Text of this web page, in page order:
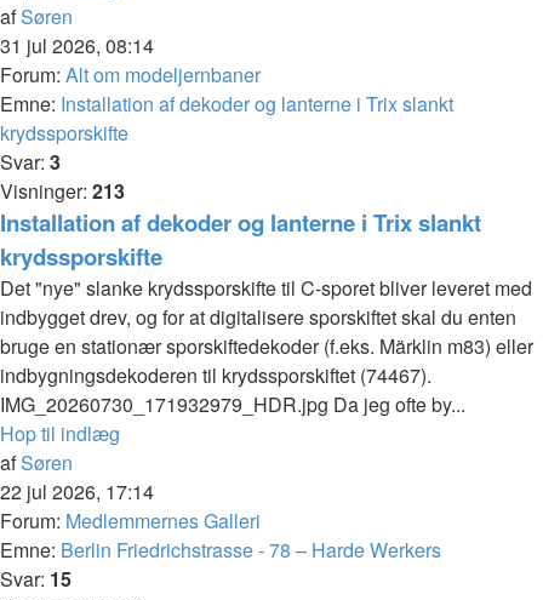
afSøren
31 jul 2026, 08:14
Forum: Alt om modeljernbaner
Emne: Installation af dekoder og lanterne i Trix slankt
krydssporskifte
Svar: 3
Visninger: 213
Installation af dekoder og lanterne i Trix slankt
krydssporskifte
Det "nye" slanke krydssporskifte til C-sporet bliver leveret med
indbygget drev, og for at digitalisere sporskiftet skal du enten
bruge en stationær sporskiftedekoder (f.eks. Märklin m83) eller
indbygningsdekoderen til krydssporskiftet (74467).
IMG_20260730_171932979_HDR.jpg Da jeg ofte by...
Hop til indlæg
afSøren
22 jul 2026, 17:14
Forum: Medlemmernes Galleri
Emne: Berlin Friedrichstrasse - 78 – Harde Werkers
Svar: 15